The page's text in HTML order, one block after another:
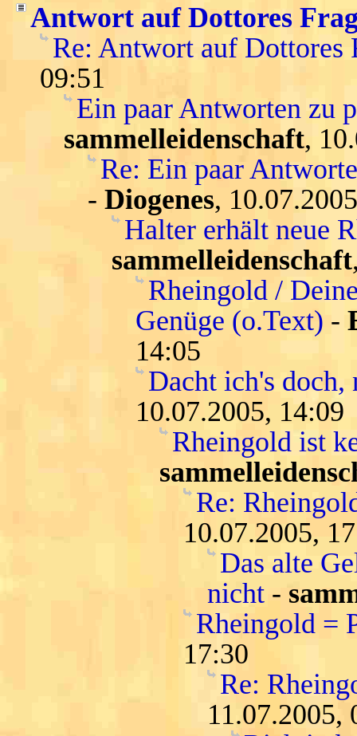
Antwort auf Dottores
Re: Antwort auf Dottores
09:51
Ein paar Antworten zu
sammelleidenschaft,
Re: Ein paar
- Diogenes,
Halter erhält neue
sammelleidenschaft
Rheingold /
Genüge (o.Text) -
14:05
Dacht ich's
10.07.2005, 14:09
Rheingold ist
Re:
10.07.2005,
Das alte
nicht -
Rheingold =
17:30
Re:
11.07.2005,